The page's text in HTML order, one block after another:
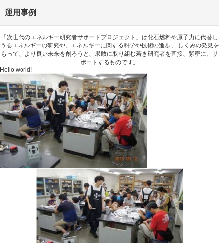
運用事例
「次世代のエネルギー研究者サポートプロジェクト」は化石燃料や原子力に代替し
うるエネルギーの研究や、エネルギーに関する科学や技術の進歩、 しくみの発見を
もって、より良い未来を創ろうと、果敢に取り組む若き研究者を直接、緊密に、サ
ポートするものです。
Hello world!